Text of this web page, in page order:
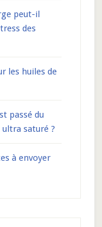
peut-il
des
les huiles de
passé du
ultra saturé ?
à envoyer